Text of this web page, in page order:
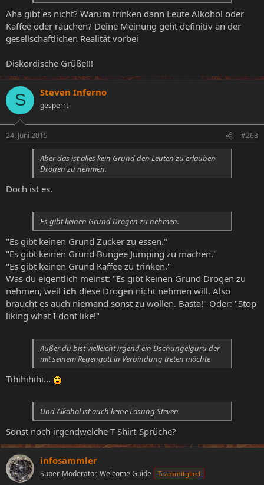
Aha gibt es nicht? Warum trinken dann Leute Alkohol oder
Kaffee oder rauchen? Deine Meinung geht definitiv an der
gesellschaftlichen Realität vorbei
Diskordische Grüße!!!
S Steven Inferno
gesperrt
24. Juni 2015 #263
Aber das ist alles kein Grund den Leuten zu erlauben
Drogen zu nehmen.
Doch ist es.
Es gibt keinen Grund Drogen zu nehmen.
"Es gibt keinen Grund Zucker zu essen."
"Es gibt keinen Grund Bungee Jumping zu machen."
"Es gibt keinen Grund Kaffee zu trinken."
Was du eigentlich meinst: "Es gibt keinen Grund Drogen zu
nehmen, weil ich diese Drogen nicht nehmen will. Also
braucht es auch niemand sonst zu wollen. Basta!" Oder: "Stop
liking what I dont like!"
Außer du bist vielleicht irgend ein Dschungelguru der
mit seinem Regengott in Verbindung treten möchte
Tihihihihi...
Und Alkohol ist auch keine Lösung Steven
Sonst noch irgendwelche T-Shirt-Sprüche?
infosammler
Super-Moderator, Welcome Guide Teammitglied